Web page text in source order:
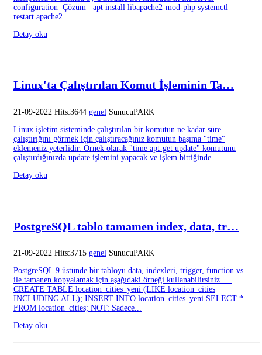
configuration Çözüm apt install libapache2-mod-php systemctl
restart apache2
Detay oku
Linux'ta Çalıştırılan Komut İşleminin Ta…
21-09-2022 Hits:3644 genel SunucuPARK
Linux işletim sisteminde çalıştırılan bir komutun ne kadar süre
çalıştırığını görmek için çalıştıracağınız komutun başıma "time"
eklemeniz yeterlidir. Örnek olarak "time apt-get update" komutunu
çalıştırdığınızda update işlemini yapacak ve işlem bittiğinde...
Detay oku
PostgreSQL tablo tamamen index, data, tr…
21-09-2022 Hits:3715 genel SunucuPARK
PostgreSQL 9 üstünde bir tabloyu data, indexleri, trigger, function vs
ile tamanen kopyalamak için aşağıdaki örneği kullanabilirsiniz.
CREATE TABLE location_cities_yeni (LIKE location_cities
INCLUDING ALL); INSERT INTO location_cities_yeni SELECT *
FROM location_cities; NOT: Sadece...
Detay oku